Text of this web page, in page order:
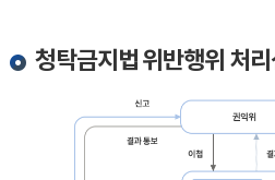
청탁금지법 위반행위 처